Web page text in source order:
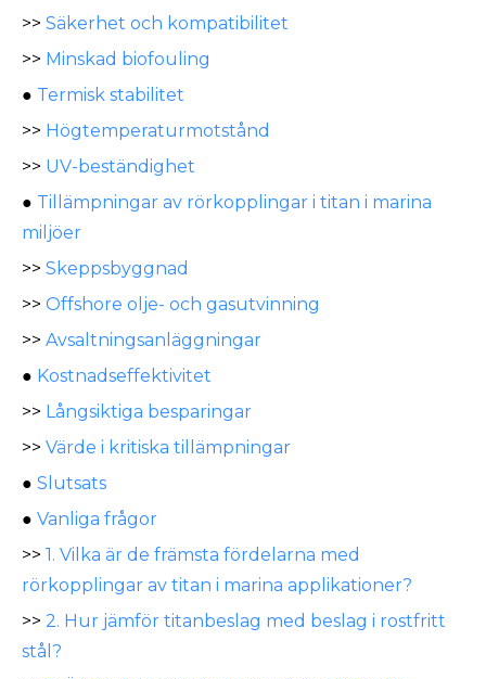
>> Säkerhet och kompatibilitet
>> Minskad biofouling
● Termisk stabilitet
>> Högtemperaturmotstånd
>> UV-beständighet
● Tillämpningar av rörkopplingar i titan i marina
miljöer
>> Skeppsbyggnad
>> Offshore olje- och gasutvinning
>> Avsaltningsanläggningar
● Kostnadseffektivitet
>> Långsiktiga besparingar
>> Värde i kritiska tillämpningar
● Slutsats
● Vanliga frågor
>> 1. Vilka är de främsta fördelarna med
rörkopplingar av titan i marina applikationer?
>> 2. Hur jämför titanbeslag med beslag i rostfritt
stål?